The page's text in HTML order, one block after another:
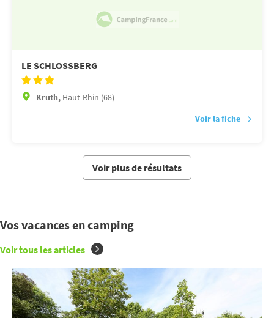
LE SCHLOSSBERG
Kruth, Haut-Rhin (68)
Voir la fiche
Voir plus de résultats
Vos vacances en camping
Voir tous les articles